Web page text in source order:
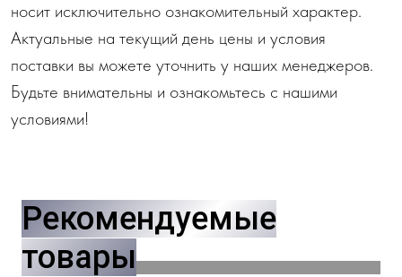
носит исключительно ознакомительный характер.
Актуальные на текущий день цены и условия
поставки вы можете уточнить у наших менеджеров.
Будьте внимательны и ознакомьтесь с нашими
условиями!
Рекомендуемые
товары